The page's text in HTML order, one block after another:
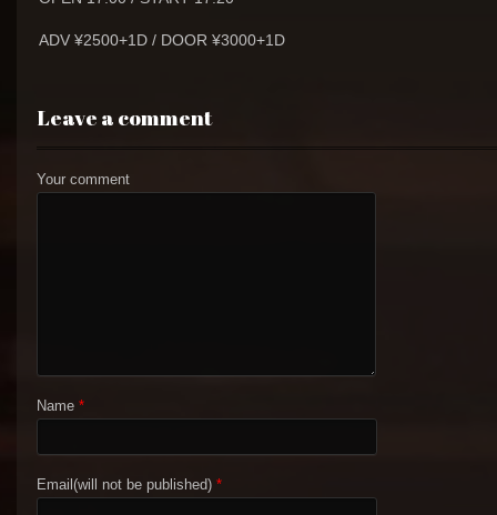
ADV ¥2500+1D / DOOR ¥3000+1D
Leave a comment
Your comment
Name *
Email(will not be published) *